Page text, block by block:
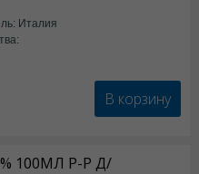
Италия
В корзину
100МЛ Р-Р Д/